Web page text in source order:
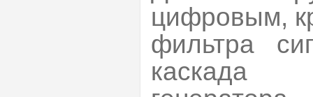
цифровым,
фильтра
каскада